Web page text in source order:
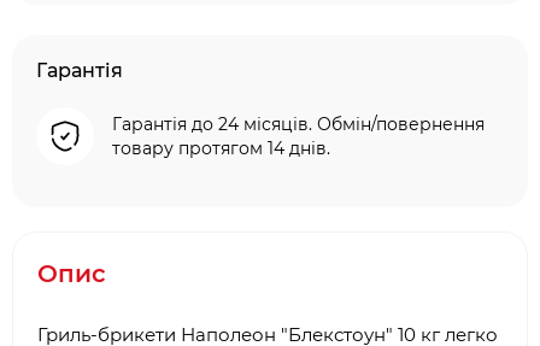
Гарантія
Гарантія до 24 місяців. Обмін/повернення
товару протягом 14 днів.
Опис
Гриль-брикети Наполеон "Блекстоун" 10 кг легко